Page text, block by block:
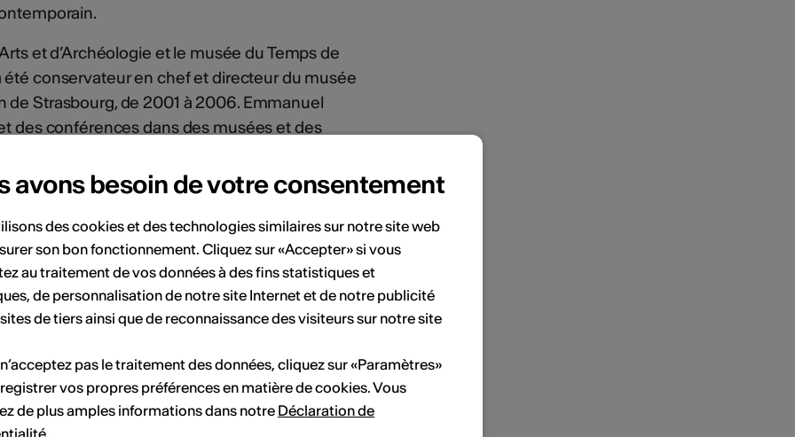
et d’Archéologie et le musée du Temps de
été conservateur en chef et directeur du musée
de Strasbourg, de 2001 à 2006. Emmanuel
des conférences dans des musées et des
des thèses de doctorat.
de la Fondation Opale, pour les membres du Club
en ligne
/
avons besoin de votre consentement
des cookies et des technologies similaires sur notre site web
son bon fonctionnement. Cliquez sur «Accepter» si vous
au traitement de vos données à des fins statistiques et
de personnalisation de notre site Internet et de notre publicité
de tiers ainsi que de reconnaissance des visiteurs sur notre site
pas le traitement des données, cliquez sur «Paramètres»
vos propres préférences en matière de cookies. Vous
de plus amples informations dans notre Déclaration de
.